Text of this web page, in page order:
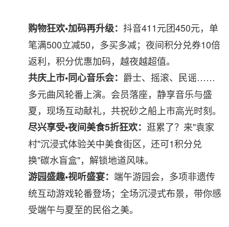
购物狂欢•加码再升级： 抖音411元团450元，单
笔满500立减50，多买多减；夜间积分兑券10倍
返利，积分优惠加码，越夜越超值。
共庆上市•同心音乐会： 爵士、摇滚、民谣……
多元曲风轮番上演。会员落座，静享音乐与盛
夏，现场互动献礼，共祝砂之船上市高光时刻。
尽兴享受•夜间美食5折狂欢： 逛累了？来"袁家
村"沉浸式体验关中美食街区，还可1积分兑
换"碳水盲盒"，解锁地道风味。
游园盛趣•视听盛宴： 端午游园会，多项非遗传
统互动游戏轮番登场；全场沉浸式布景，带你感
受端午与夏至的民俗之美。